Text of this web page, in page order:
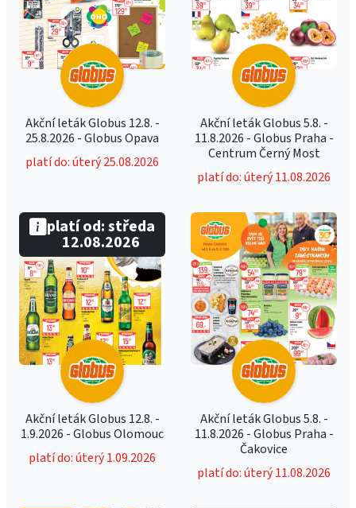
Akční leták Globus 12.8. -
25.8.2026 - Globus Opava
platí do: úterý 25.08.2026
Akční leták Globus 5.8. -
11.8.2026 - Globus Praha -
Centrum Černý Most
platí do: úterý 11.08.2026
Akční leták Globus 12.8. -
1.9.2026 - Globus Olomouc
platí do: úterý 1.09.2026
platí od: středa
12.08.2026
Akční leták Globus 5.8. -
11.8.2026 - Globus Praha -
Čakovice
platí do: úterý 11.08.2026